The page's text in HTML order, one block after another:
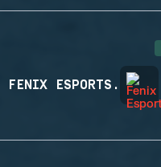
FENIX ESPORTS.